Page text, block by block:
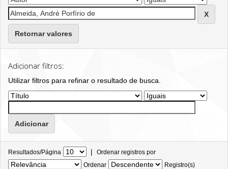
Retornar valores
Adicionar filtros:
Utilizar filtros para refinar o resultado de busca.
Resultados/Página | Ordenar registros por
Ordenar
Registro(s)